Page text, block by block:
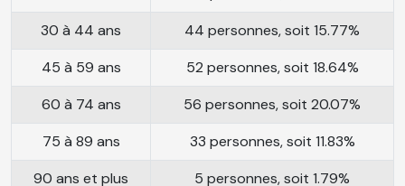
30 à 44 ans
44 personnes, soit 15.77%
45 à 59 ans
52 personnes, soit 18.64%
60 à 74 ans
56 personnes, soit 20.07%
75 à 89 ans
33 personnes, soit 11.83%
90 ans et plus
5 personnes, soit 1.79%